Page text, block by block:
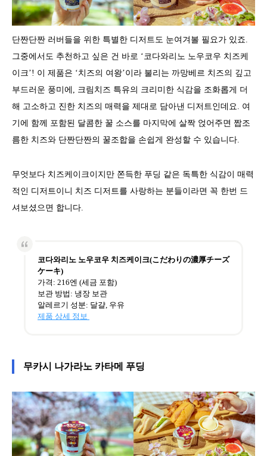
단짠단짠 러버들을 위한 특별한 디저트도 눈여겨볼 필요가 있죠.
그중에서도 추천하고 싶은 건 바로 ‘코다와리노 노우코우 치즈케
이크’! 이 제품은 ‘치즈의 여왕’이라 불리는 까망베르 치즈의 깊고
부드러운 풍미에, 크림치즈 특유의 크리미한 식감을 조화롭게 더
해 고소하고 진한 치즈의 매력을 제대로 담아낸 디저트인데요. 여
기에 함께 포함된 달콤한 꿀 소스를 마지막에 살짝 얹어주면 짭조
름한 치즈와 단짠단짠의 꿀조합을 손쉽게 완성할 수 있습니다.
무엇보다 치즈케이크이지만 쫀득한 푸딩 같은 독특한 식감이 매력
적인 디저트이니 치즈 디저트를 사랑하는 분들이라면 꼭 한번 드
셔보셨으면 합니다.
코다와리노 노우코우 치즈케이크(こだわりの濃厚チーズ
ケーキ)
가격: 216엔 (세금 포함)
보관 방법: 냉장 보관
알레르기 성분: 달걀, 우유
제품 상세 정보
무카시 나가라노 카타메 푸딩